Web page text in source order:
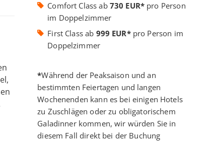
Comfort Class ab730 EUR* pro Person
im Doppelzimmer
First Class ab 999 EUR*pro Person im
Doppelzimmer
*Während der Peaksaison und an
bestimmten Feiertagen und langen
Wochenenden kann es bei einigen Hotels
zu Zuschlägen oder zu obligatorischem
Galadinner kommen, wir würden Sie in
diesem Fall direkt bei der Buchung